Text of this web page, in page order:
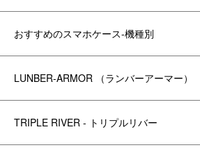
おすすめのスマホケース-機種別
LUNBER-ARMOR （ランバーアーマー）
TRIPLE RIVER - トリプルリバー